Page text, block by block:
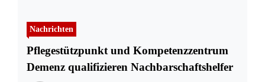
Nachrichten
Pflegestützpunkt und Kompetenzzentrum
Demenz qualifizieren Nachbarschaftshelfer